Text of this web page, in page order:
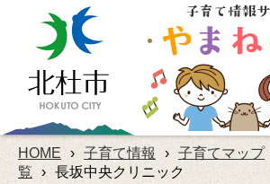
HOME › 子育て情報 › 子育てマップ
覧 › 長坂中央クリニック